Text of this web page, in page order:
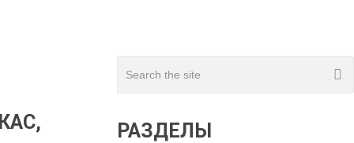
РАЗДЕЛЫ